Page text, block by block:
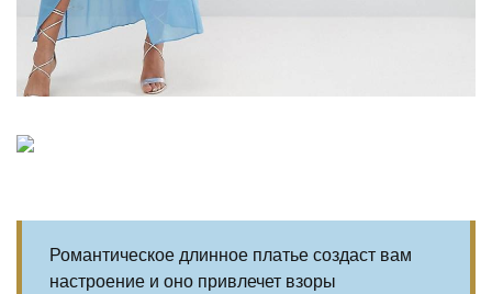
Романтическое длинное платье создаст вам
настроение и оно привлечет взоры